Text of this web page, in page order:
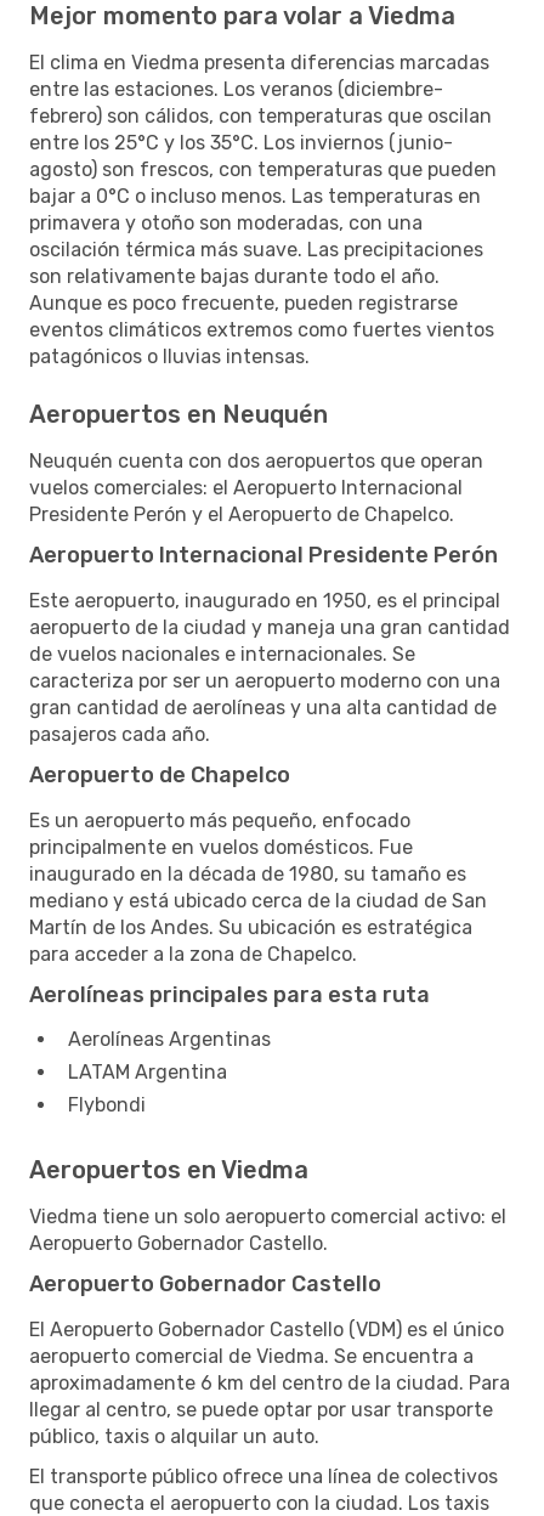
Mejor momento para volar a Viedma
El clima en Viedma presenta diferencias marcadas
entre las estaciones. Los veranos (diciembre-
febrero) son cálidos, con temperaturas que oscilan
entre los 25°C y los 35°C. Los inviernos (junio-
agosto) son frescos, con temperaturas que pueden
bajar a 0°C o incluso menos. Las temperaturas en
primavera y otoño son moderadas, con una
oscilación térmica más suave. Las precipitaciones
son relativamente bajas durante todo el año.
Aunque es poco frecuente, pueden registrarse
eventos climáticos extremos como fuertes vientos
patagónicos o lluvias intensas.
Aeropuertos en Neuquén
Neuquén cuenta con dos aeropuertos que operan
vuelos comerciales: el Aeropuerto Internacional
Presidente Perón y el Aeropuerto de Chapelco.
Aeropuerto Internacional Presidente Perón
Este aeropuerto, inaugurado en 1950, es el principal
aeropuerto de la ciudad y maneja una gran cantidad
de vuelos nacionales e internacionales. Se
caracteriza por ser un aeropuerto moderno con una
gran cantidad de aerolíneas y una alta cantidad de
pasajeros cada año.
Aeropuerto de Chapelco
Es un aeropuerto más pequeño, enfocado
principalmente en vuelos domésticos. Fue
inaugurado en la década de 1980, su tamaño es
mediano y está ubicado cerca de la ciudad de San
Martín de los Andes. Su ubicación es estratégica
para acceder a la zona de Chapelco.
Aerolíneas principales para esta ruta
Aerolíneas Argentinas
LATAM Argentina
Flybondi
Aeropuertos en Viedma
Viedma tiene un solo aeropuerto comercial activo: el
Aeropuerto Gobernador Castello.
Aeropuerto Gobernador Castello
El Aeropuerto Gobernador Castello (VDM) es el único
aeropuerto comercial de Viedma. Se encuentra a
aproximadamente 6 km del centro de la ciudad. Para
llegar al centro, se puede optar por usar transporte
público, taxis o alquilar un auto.
El transporte público ofrece una línea de colectivos
que conecta el aeropuerto con la ciudad. Los taxis